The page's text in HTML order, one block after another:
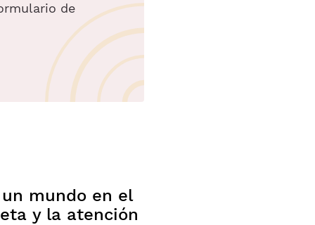
de
mundo en el
y la atención